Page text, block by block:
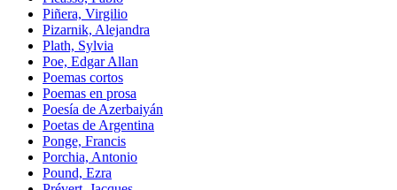
Piñera, Virgilio
Pizarnik, Alejandra
Plath, Sylvia
Poe, Edgar Allan
Poemas cortos
Poemas en prosa
Poesía de Azerbaiyán
Poetas de Argentina
Ponge, Francis
Porchia, Antonio
Pound, Ezra